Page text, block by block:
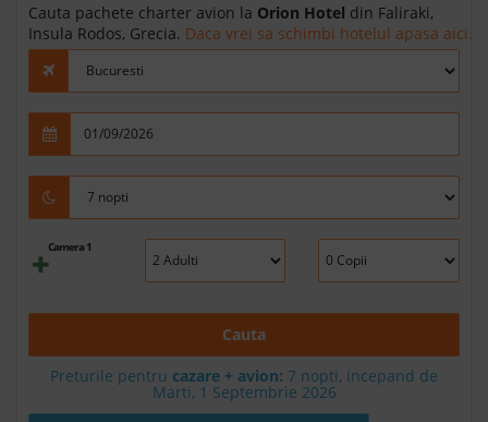
Cauta pachete charter avion la Orion Hotel din Faliraki,
Insula Rodos, Grecia. Daca vrei sa schimbi hotelul apasa aici.
Camera 1
Cauta
Preturile pentru cazare + avion: 7 nopti, incepand de
Marti, 1 Septembrie 2026